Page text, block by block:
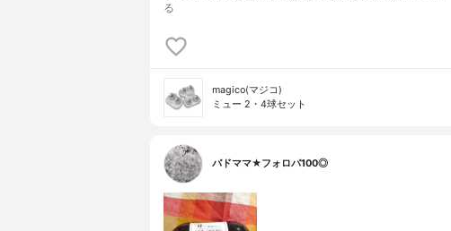
る
magico(マジコ)
ミュー 2・4球セット
バドママ★フォロバ100◎